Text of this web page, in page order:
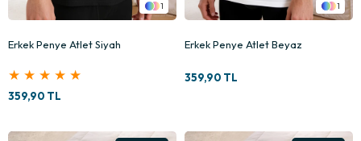
1
Erkek Penye Atlet Siyah
★ ★ ★ ★ ★
359,90 TL
1
Erkek Penye Atlet Beyaz
359,90 TL